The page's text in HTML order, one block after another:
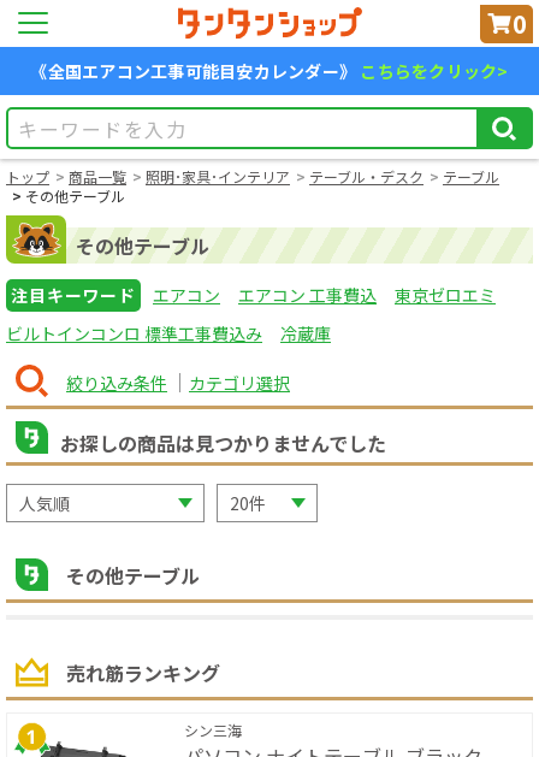
0
《全国エアコン工事可能目安カレンダー》 こちらをクリック>
トップ 商品一覧 照明･家具･インテリア テーブル・デスク
テーブル
その他テーブル
その他テーブル
注目キーワード エアコン エアコン 工事費込
東京ゼロエミ
ビルトインコンロ 標準工事費込み
冷蔵庫
絞り込み条件 カテゴリ選択
お探しの商品は見つかりませんでした
その他テーブル
売れ筋ランキング
シン三海